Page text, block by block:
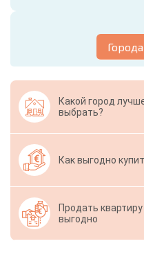
Какой город
выбрать?
Как выгодно
Продать
выгодно